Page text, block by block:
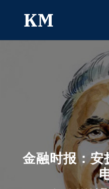
金融时报：安